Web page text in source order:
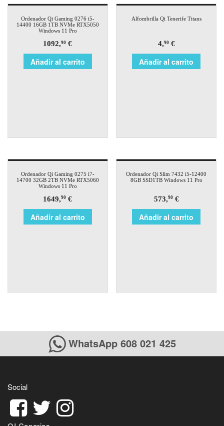
Ordenador Qi Gaming 0276 i5-
14400 16GB 1TB NVMe RTX5050
Windows 11 Pro
1092,90 €
Añadir al carrito
Alfombrilla Qi Tenerife Titans
4,90€
Añadir al carrito
Ordenador Qi Gaming 0275 i7-
14700 32GB 2TB NVMe RTX5060
Windows 11 Pro
1649,90 €
Añadir al carrito
Ordenador Qi Slim 7432 i5-12400
8GB SSD1TB Windows 11 Pro
573,90€
Añadir al carrito
WhatsApp 608 021 425
Social